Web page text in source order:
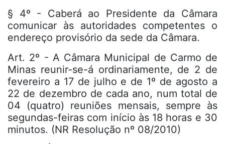
§ 4º - Caberá ao Presidente da Câmara
comunicar às autoridades competentes o
endereço provisório da sede da Câmara.
Art. 2º - A Câmara Municipal de Carmo de
Minas reunir-se-á ordinariamente, de 2 de
fevereiro a 17 de julho e de 1º de agosto a
22 de dezembro de cada ano, num total de
04 (quatro) reuniões mensais, sempre às
segundas-feiras com início às 18 horas e 30
minutos. (NR Resolução nº 08/2010)